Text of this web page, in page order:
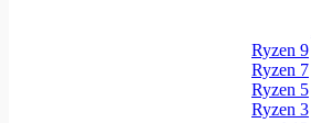
Ryzen 9
Ryzen 7
Ryzen 5
Ryzen 3